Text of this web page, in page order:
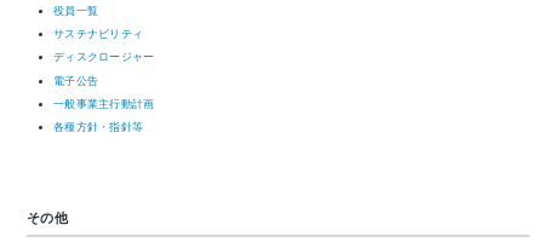
役員一覧
サステナビリティ
ディスクロージャー
電子公告
一般事業主行動計画
各種方針・指針等
その他